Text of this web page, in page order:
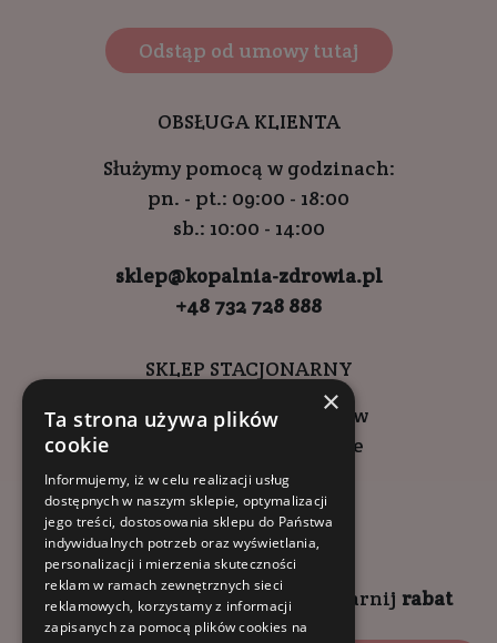
Odstąp od umowy tutaj
OBSŁUGA KLIENTA
Służymy pomocą w godzinach:
pn. - pt.: 09:00 - 18:00
sb.: 10:00 - 14:00
sklep@kopalnia-zdrowia.pl
+48 732 728 888
SKLEP STACJONARNY
ul. Wadowicka 6, Kraków
Kompleks Buma Square
godziny otwarcia:
9:00 - 18:00 (pon-pt)
10:00 - 14:00 (sob)
Zapisz się naNEWSLETTER zgarnij rabat
×
Ta strona używa plików
cookie
Informujemy, iż w celu realizacji usług
dostępnych w naszym sklepie, optymalizacji
jego treści, dostosowania sklepu do Państwa
indywidualnych potrzeb oraz wyświetlania,
personalizacji i mierzenia skuteczności
reklam w ramach zewnętrznych sieci
reklamowych, korzystamy z informacji
zapisanych za pomocą plików cookies na